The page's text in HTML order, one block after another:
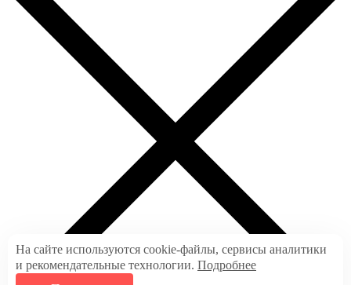
На сайте используются cookie-файлы, сервисы аналитики
и рекомендательные технологии. Подробнее